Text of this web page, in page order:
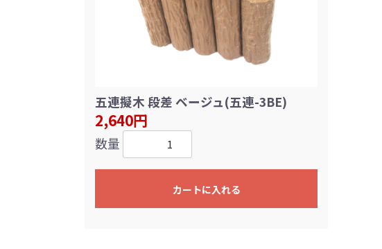
五連擬木 段差 ベージュ(五連-3BE)
2,640円
数量
カートに入れる